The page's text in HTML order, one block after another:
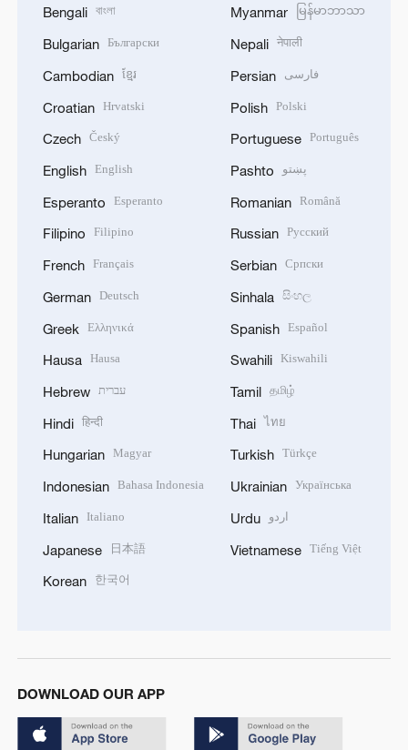
Bengali বাংলা
Bulgarian Български
Cambodian ខ្មែរ
Croatian Hrvatski
Czech Český
English English
Esperanto Esperanto
Filipino Filipino
French Français
German Deutsch
Greek Ελληνικά
Hausa Hausa
Hebrew עברית
Hindi हिन्दी
Hungarian Magyar
Indonesian Bahasa Indonesia
Italian Italiano
Japanese 日本語
Korean 한국어
Myanmar မြန်မာဘာသာ
Nepali नेपाली
Persian فارسی
Polish Polski
Portuguese Português
Pashto پښتو
Romanian Română
Russian Русский
Serbian Српски
Sinhala සිංහල
Spanish Español
Swahili Kiswahili
Tamil தமிழ்
Thai ไทย
Turkish Türkçe
Ukrainian Українська
Urdu اردو
Vietnamese Tiếng Việt
DOWNLOAD OUR APP